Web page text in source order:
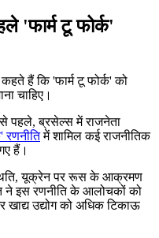
'फार्म टू फोर्क'
हैं कि 'फार्म टू फोर्क' को
चाहिए।
से पहले, ब्रसेल्स में राजनेता
रणनीतिमें शामिल कई राजनीतिक
हैं।
यूक्रेन पर रूस के आक्रमण
ने इस रणनीति के आलोचकों को
खाद्य उद्योग को अधिक टिकाऊ